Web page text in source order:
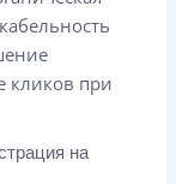
кликов при
на